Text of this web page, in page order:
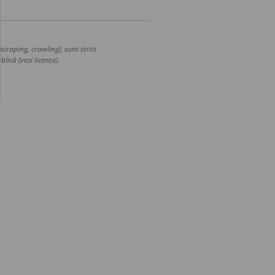
crawling), sunt strict
(vezi licența).